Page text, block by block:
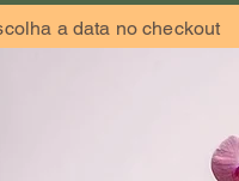
a data no checkout